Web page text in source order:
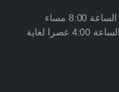
فقط المركز الرئيسي المقابلين من الساعة 4:00 عصرا لغاية